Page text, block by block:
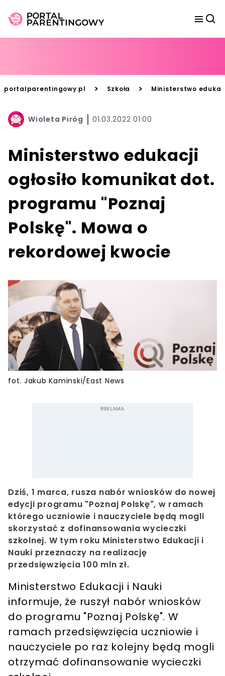
portalparentingowy.pl > Szkoła > Ministerstwo
Wioleta Piróg 01.03.2022 01:00
Ministerstwo edukacji
ogłosiło komunikat dot.
programu "Poznaj
Polskę". Mowa o
rekordowej kwocie
fot. Jakub Kaminski/East News
Dziś, 1 marca, rusza nabór wniosków do nowej
edycji programu "Poznaj Polskę", w ramach
którego uczniowie i nauczyciele będą mogli
skorzystać z dofinansowania wycieczki
szkolnej. W tym roku Ministerstwo Edukacji i
Nauki przeznaczy na realizację
przedsięwzięcia 100 mln zł.
Ministerstwo Edukacji i Nauki
informuje, że ruszył nabór wniosków
do programu "Poznaj Polskę". W
ramach przedsięwzięcia uczniowie i
nauczyciele po raz kolejny będą mogli
otrzymać dofinansowanie wycieczki